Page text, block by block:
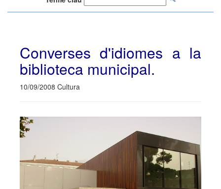
Converses d'idiomes a la
biblioteca municipal.
10/09/2008 Cultura